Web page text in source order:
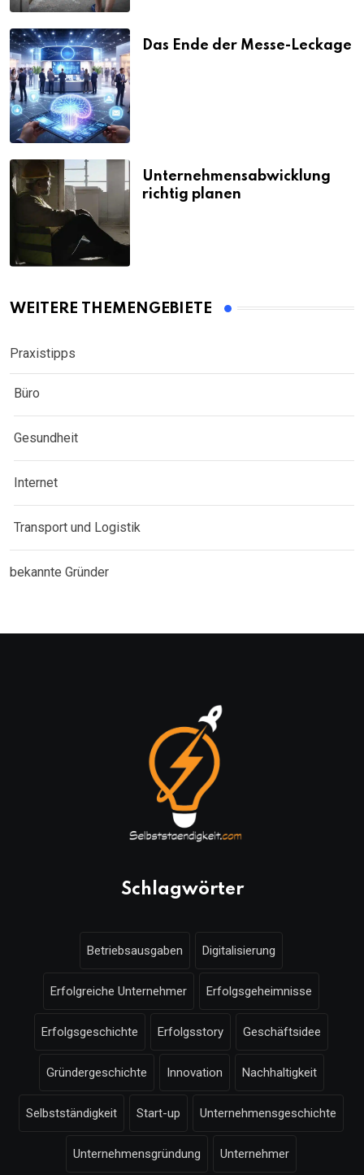
Das Ende der Messe-Leckage
Unternehmensabwicklung
richtig planen
WEITERE THEMENGEBIETE
Praxistipps
Büro
Gesundheit
Internet
Transport und Logistik
bekannte Gründer
Schlagwörter
Betriebsausgaben Digitalisierung
Erfolgreiche Unternehmer Erfolgsgeheimnisse
Erfolgsgeschichte Erfolgsstory Geschäftsidee
Gründergeschichte Innovation Nachhaltigkeit
Selbstständigkeit Start-up Unternehmensgeschichte
Unternehmensgründung Unternehmer